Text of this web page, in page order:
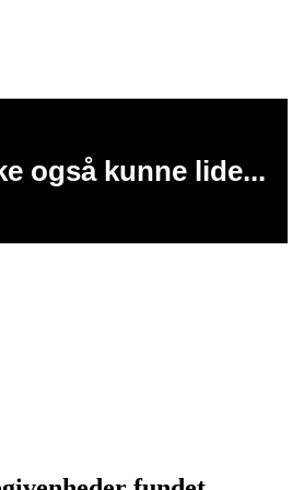
også kunne lide...